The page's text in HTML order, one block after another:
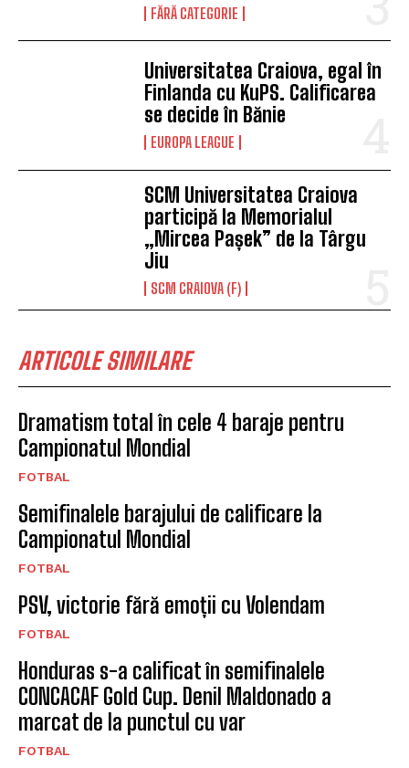
FĂRĂ CATEGORIE
Universitatea Craiova, egal în
Finlanda cu KuPS. Calificarea
se decide în Bănie
EUROPA LEAGUE
SCM Universitatea Craiova
participă la Memorialul
„Mircea Pașek” de la Târgu
Jiu
SCM CRAIOVA (F)
ARTICOLE SIMILARE
Dramatism total în cele 4 baraje pentru
Campionatul Mondial
FOTBAL
Semifinalele barajului de calificare la
Campionatul Mondial
FOTBAL
PSV, victorie fără emoții cu Volendam
FOTBAL
Honduras s-a calificat în semifinalele
CONCACAF Gold Cup. Denil Maldonado a
marcat de la punctul cu var
FOTBAL